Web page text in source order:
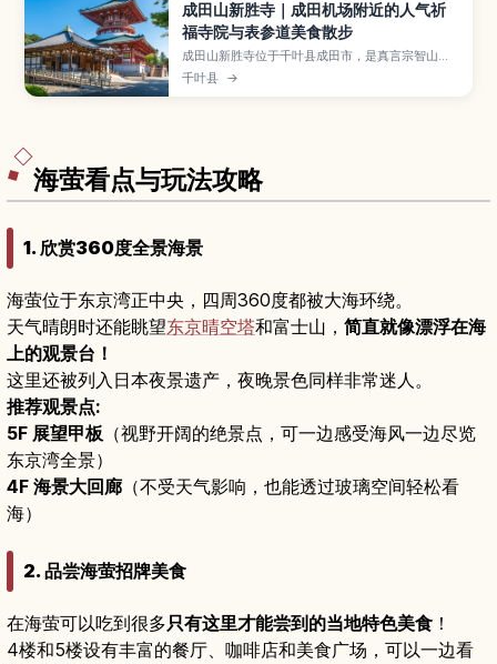
成田山新胜寺｜成田机场附近的人气祈
福寺院与表参道美食散步
成田山新胜寺位于千叶县成田市，是真言宗智山派
的大本山之一，拥有一千年以上历史，以祈求交通
安全、事业顺利、家庭平安等御利益而闻名，距离
空档或成田机场周边半日游。
千叶县 →
海萤看点与玩法攻略
1. 欣赏360度全景海景
海萤位于东京湾正中央，四周360度都被大海环绕。
天气晴朗时还能眺望东京晴空塔和富士山， 简直就像漂浮在海
上的观景台！
这里还被列入日本夜景遗产，夜晚景色同样非常迷人。
推荐观景点:
5F 展望甲板 （视野开阔的绝景点，可一边感受海风一边尽览
东京湾全景）
4F 海景大回廊 （不受天气影响，也能透过玻璃空间轻松看
海）
2. 品尝海萤招牌美食
在海萤可以吃到很多只有这里才能尝到的当地特色美食 ！
4楼和5楼设有丰富的餐厅、咖啡店和美食广场，可以一边看